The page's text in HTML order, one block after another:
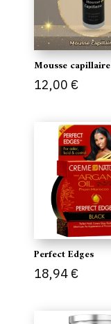
Mousse capillaire
12,00 €
Perfect Edges
18,94 €